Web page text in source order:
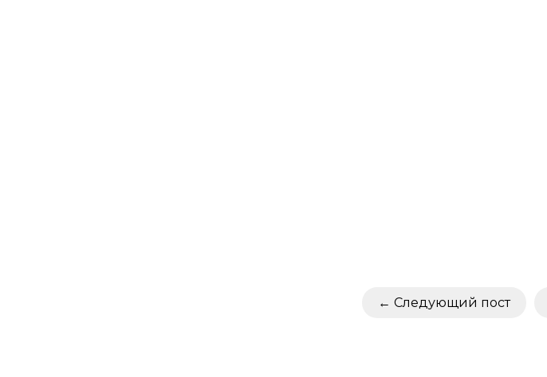
Следующий пост